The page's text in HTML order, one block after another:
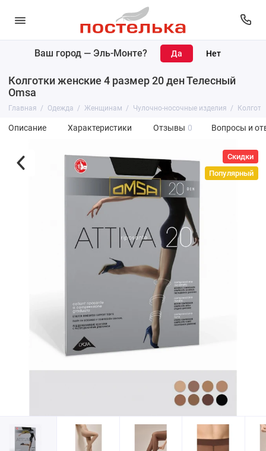
Ваш город — Эль-Монте?
Колготки женские 4 размер 20 ден Телесный
Omsa
Главная Одежда Женщинам Чулочно-носочные изделия
Описание Характеристики Отзывы 0 Вопросы и
Скидки
Популярный